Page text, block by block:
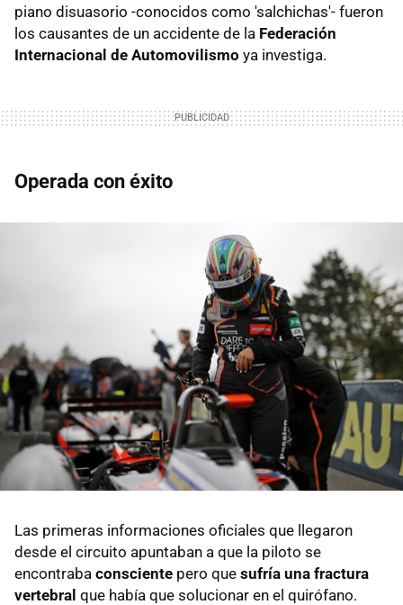
piano disuasorio -conocidos como 'salchichas'- fueron
los causantes de un accidente de la Federación
Internacional de Automovilismo ya investiga.
Operada con éxito
Las primeras informaciones oficiales que llegaron
desde el circuito apuntaban a que la piloto se
encontraba consciente pero que sufría una fractura
vertebral que había que solucionar en el quirófano.